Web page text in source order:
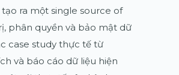
ra một single source of
phân quyền và bảo mật dữ
case study thực tế từ
và báo cáo dữ liệu hiện